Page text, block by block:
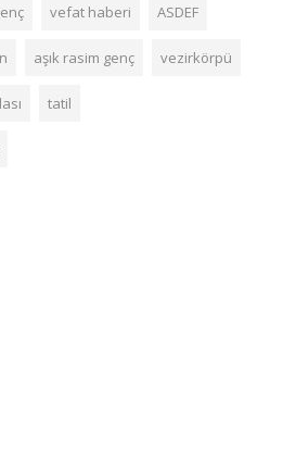
vefat haberi ASDEF
aşık rasim genç vezirkörpü
tatil